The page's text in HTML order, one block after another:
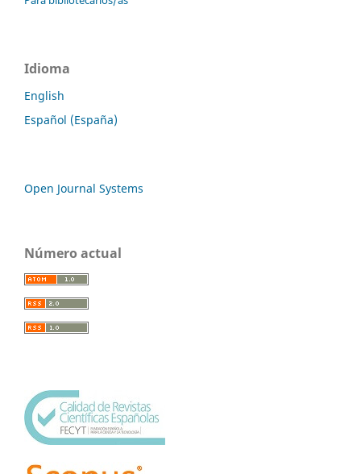
Idioma
English
Español (España)
Open Journal Systems
Número actual